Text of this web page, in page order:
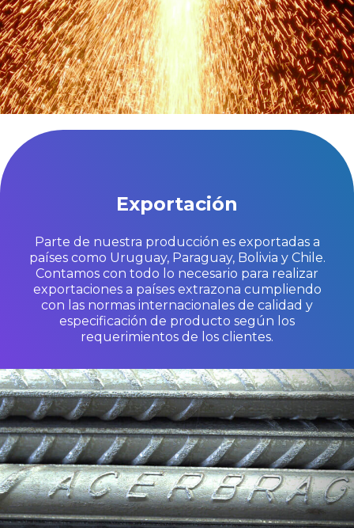
Exportación
Parte de nuestra producción es exportadas a
países como Uruguay, Paraguay, Bolivia y Chile.
Contamos con todo lo necesario para realizar
exportaciones a países extrazona cumpliendo
con las normas internacionales de calidad y
especificación de producto según los
requerimientos de los clientes.